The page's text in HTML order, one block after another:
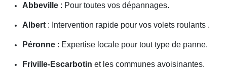
Abbeville : Pour toutes vos dépannages.
Albert : Intervention rapide pour vos volets roulants .
Péronne : Expertise locale pour tout type de panne.
Friville-Escarbotin et les communes avoisinantes.